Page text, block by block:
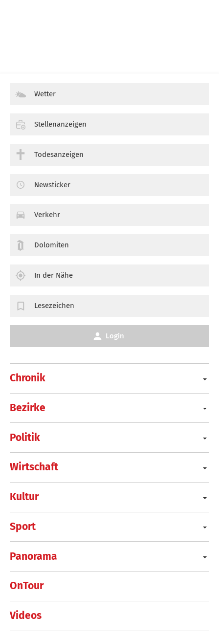
Chronik
Bezirke
Politik
Wirtschaft
Kultur
Sport
Panorama
OnTour
Videos
Wetter
Stellenanzeigen
Todesanzeigen
Newsticker
Verkehr
Dolomiten
In der Nähe
Lesezeichen
Login